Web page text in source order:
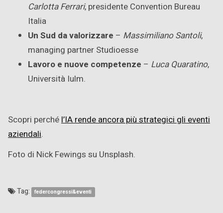
Carlotta Ferrari, presidente Convention Bureau
Italia
Un Sud da valorizzare – Massimiliano Santoli,
managing partner Studioesse
Lavoro e nuove competenze – Luca Quaratino,
Università Iulm.
Scopri perchél’IA rende ancora più strategici gli eventi
aziendali.
Foto di Nick Fewings su Unsplash.
Tag: federcongressi&eventi